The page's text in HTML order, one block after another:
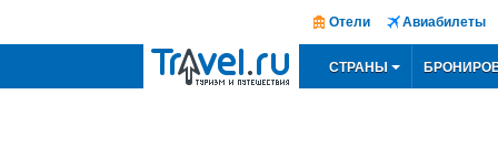
Отели Авиабилеты
СТРАНЫ